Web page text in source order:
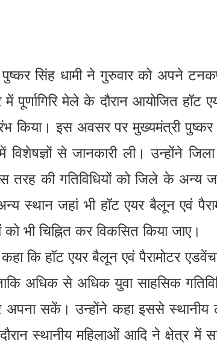
सिंह धामी ने गुरुवार को अपने
में पूर्णागिरि मेले के दौरान आयोजित हॉट
किया। इस अवसर पर मुख्यमंत्री पुष्कर
से जानकारी ली। उन्होंने
तरह की गतिविधियों को जिले के अन्य
स्थान जहां भी हॉट एयर बैलून एवं
भी चिह्नित कर विकसित किया जाए।
कि हॉट एयर बैलून एवं पैरामोटर
अधिक से अधिक युवा साहसिक
अपना सकें। उन्होंने कहा इससे स्थानीय
स्थानीय महिलाओं आदि ने क्षेत्र में